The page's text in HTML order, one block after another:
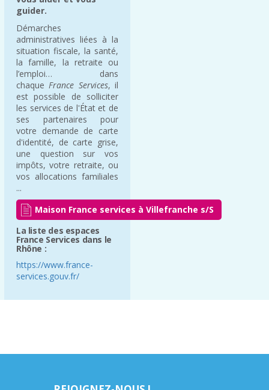
guider.
Démarches
administratives liées à la
situation fiscale, la santé,
la famille, la retraite ou
l’emploi… dans
chaqueFrance Services, il
est possible de solliciter
les services de l'État et de
ses partenaires pour
votre demande de carte
d'identité, de carte grise,
une question sur vos
impôts, votre retraite, ou
vos allocations familiales
...
Maison France services à Villefranche s/S
La liste des espaces
France Services dans le
Rhône :
https://www.france-
services.gouv.fr/